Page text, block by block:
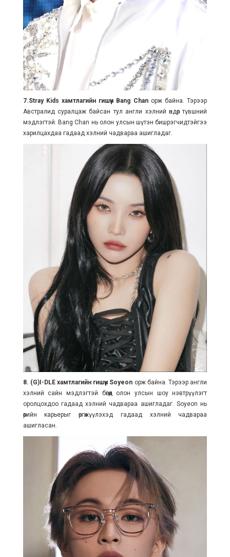
7.Stray Kids хамтлагийн гишүүн Bang Chanорж байна. Тэрээр
Австралид суралцаж байсан тул англи хэлний өндөр түвшний
мэдлэгтэй. Bang Chan нь олон улсын шүтэн бишрэгчидтэйгээ
харилцахдаа гадаад хэлний чадвараа ашигладаг.
8. (G)I-DLE хамтлагийн гишүүн Soyeon орж байна. Тэрээр англи
хэлний сайн мэдлэгтэй бөгөөд олон улсын шоу нэвтрүүлэгт
оролцохдоо гадаад хэлний чадвараа ашигладаг. Soyeon нь
өөрийн карьерыг өргөжүүлэхэд гадаад хэлний чадвараа
ашигласан.